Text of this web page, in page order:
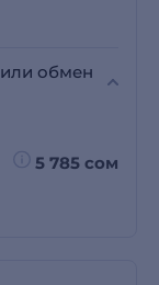
обмен
5 785 сом